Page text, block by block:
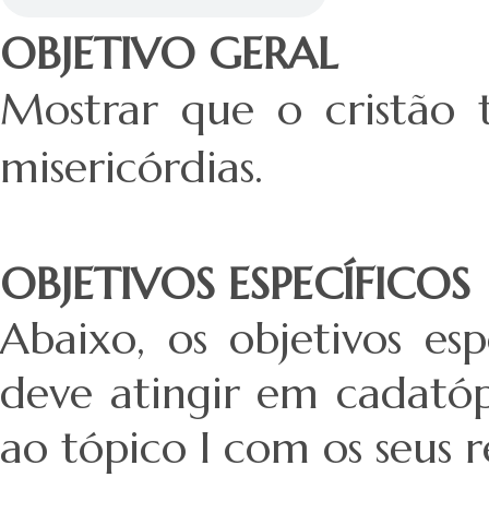
OBJETIVO GERAL
Mostrar que o cristão
misericórdias.
OBJETIVOS ESPECÍFICOS
Abaixo, os objetivos
deve atingir em
ao tópico I com os seus